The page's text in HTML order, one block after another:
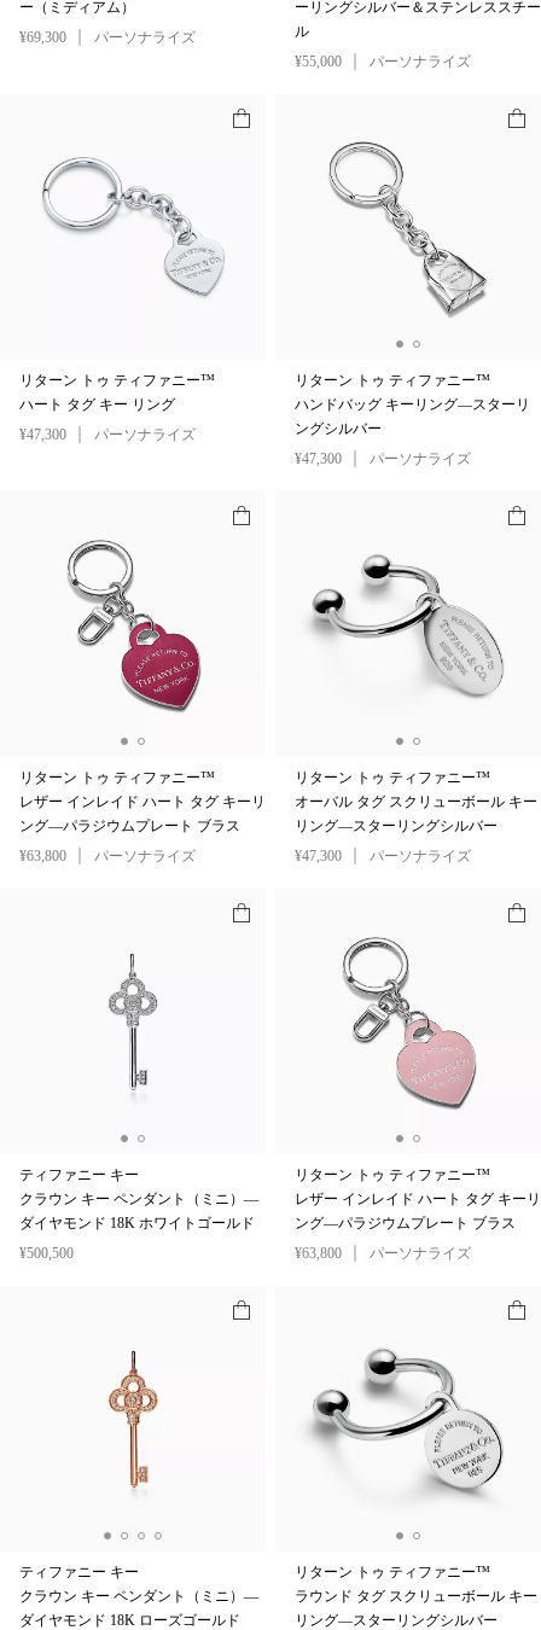
ー（ミディアム）
¥69,300
パーソナライズ
ーリングシルバー＆ステンレススチー
ル
¥55,000
パーソナライズ
リターン トゥ ティファニー™
ハート タグ キー リング
¥47,300
パーソナライズ
リターン トゥ ティファニー™
ハンドバッグ キーリング—スターリ
ングシルバー
¥47,300
パーソナライズ
リターン トゥ ティファニー™
レザー インレイド ハート タグ キーリ
ング—パラジウムプレート ブラス
¥63,800
パーソナライズ
リターン トゥ ティファニー™
オーバル タグ スクリューボール キー
リング—スターリングシルバー
¥47,300
パーソナライズ
ティファニー キー
クラウン キー ペンダント（ミニ）—
ダイヤモンド 18K ホワイトゴールド
¥500,500
リターン トゥ ティファニー™
レザー インレイド ハート タグ キーリ
ング—パラジウムプレート ブラス
¥63,800
パーソナライズ
ティファニー キー
クラウン キー ペンダント（ミニ）—
ダイヤモンド 18K ローズゴールド
リターン トゥ ティファニー™
ラウンド タグ スクリューボール キー
リング—スターリングシルバー